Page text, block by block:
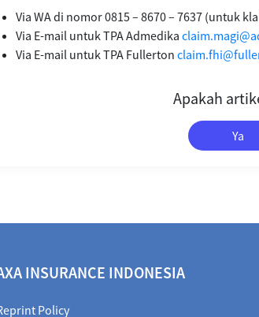
Via WA di nomor 0815 – 8670 – 7637 (untuk
Via E-mail untuk TPA Admedika
Via E-mail untuk TPA Fullerton
Apakah
Ya
INSURANCE INDONESIA
Policy